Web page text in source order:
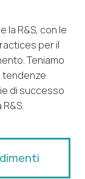
la R&S, con le
per il
Teniamo
tendenze
di successo